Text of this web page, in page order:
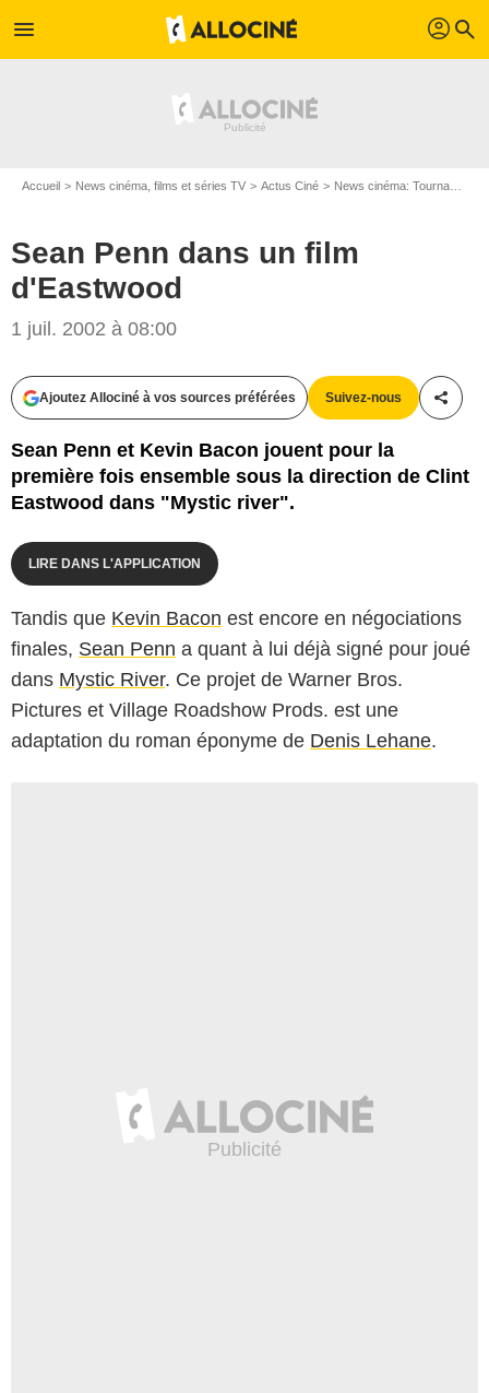
menu profil search
Accueil News cinéma, films et séries TV Actus Ciné News cinéma: Tournages
Sean Penn dans un film
d'Eastwood
1 juil. 2002 à 08:00
Ajoutez Allociné à vos sources préférées Suivez-nous
Sean Penn et Kevin Bacon jouent pour la
première fois ensemble sous la direction de Clint
Eastwood dans "Mystic river".
LIRE DANS L'APPLICATION
Tandis que Kevin Bacon est encore en négociations
finales, Sean Penn a quant à lui déjà signé pour joué
dans Mystic River. Ce projet de Warner Bros.
Pictures et Village Roadshow Prods. est une
adaptation du roman éponyme de Denis Lehane.